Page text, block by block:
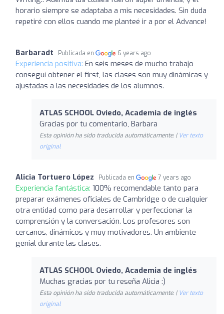
horario siempre se adaptaba a mis necesidades. Sin duda
repetiré con ellos cuando me planteé ir a por el Advance!
Barbaradt Publicada en 6 years ago
Experiencia positiva: En seis meses de mucho trabajo
conseguí obtener el first, las clases son muy dinámicas y
ajustadas a las necesidades de los alumnos.
ATLAS SCHOOL Oviedo, Academia de inglés
Gracias por tu comentario, Barbara
Esta opinión ha sido traducida automáticamente. | Ver texto
original
Alicia Tortuero López Publicada en 7 years ago
Experiencia fantástica: 100% recomendable tanto para
preparar exámenes oficiales de Cambridge o de cualquier
otra entidad como para desarrollar y perfeccionar la
comprensión y la conversación. Los profesores son
cercanos, dinámicos y muy motivadores. Un ambiente
genial durante las clases.
ATLAS SCHOOL Oviedo, Academia de inglés
Muchas gracias por tu reseña Alicia :)
Esta opinión ha sido traducida automáticamente. | Ver texto
original